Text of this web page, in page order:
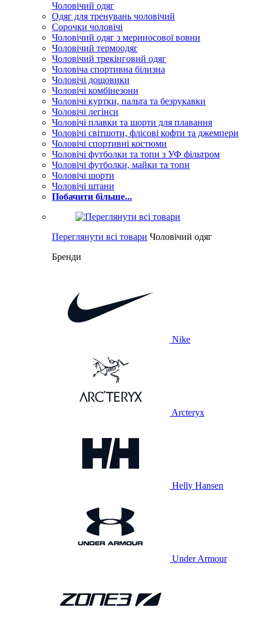
Чоловічий одяг
Одяг для тренувань чоловічий
Сорочки чоловічі
Чоловічий одяг з мериносової вовни
Чоловічий термоодяг
Чоловічий трекінговий одяг
Чоловіча спортивна білизна
Чоловічі дощовики
Чоловічі комбінезони
Чоловічі куртки, пальта та безрукавки
Чоловічі легінси
Чоловічі плавки та шорти для плавання
Чоловічі світшоти, флісові кофти та джемпери
Чоловічі спортивні костюми
Чоловічі футболки та топи з УФ фільтром
Чоловічі футболки, майки та топи
Чоловічі шорти
Чоловічі штани
Побачити більше...
Переглянути всі товари Чоловічий одяг
Бренди
Nike
Arcteryx
Helly Hansen
Under Armour